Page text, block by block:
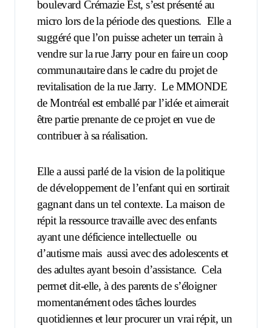
boulevard Crémazie Est, s’est présenté au
micro lors de la période des questions. Elle a
suggéré que l’on puisse acheter un terrain à
vendre sur la rue Jarry pour en faire un coop
communautaire dans le cadre du projet de
revitalisation de la rue Jarry. Le MMONDE
de Montréal est emballé par l’idée et aimerait
être partie prenante de ce projet en vue de
contribuer à sa réalisation.
Elle a aussi parlé de la vision de la politique
de développement de l’enfant qui en sortirait
gagnant dans un tel contexte. La maison de
répit la ressource travaille avec des enfants
ayant une déficience intellectuelle ou
d’autisme mais aussi avec des adolescents et
des adultes ayant besoin d’assistance. Cela
permet dit-elle, à des parents de s’éloigner
momentanément odes tâches lourdes
quotidiennes et leur procurer un vrai répit, un